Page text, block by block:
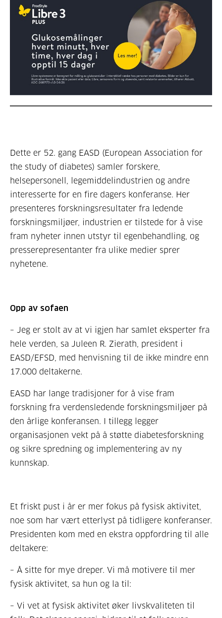
Dette er 52. gang EASD (European Association for
the study of diabetes) samler forskere,
helsepersonell, legemiddelindustrien og andre
interesserte for en fire dagers konferanse. Her
presenteres forskningsresultater fra ledende
forskningsmiljøer, industrien er tilstede for å vise
fram nyheter innen utstyr til egenbehandling, og
presserepresentanter fra ulike medier sprer
nyhetene.
Opp av sofaen
– Jeg er stolt av at vi igjen har samlet eksperter fra
hele verden, sa Juleen R. Zierath, president i
EASD/EFSD, med henvisning til de ikke mindre enn
17.000 deltakerne.
EASD har lange tradisjoner for å vise fram
forskning fra verdensledende forskningsmiljøer på
den årlige konferansen. I tillegg legger
organisasjonen vekt på å støtte diabetesforskning
og sikre spredning og implementering av ny
kunnskap.
Et friskt pust i år er mer fokus på fysisk aktivitet,
noe som har vært etterlyst på tidligere konferanser.
Presidenten kom med en ekstra oppfordring til alle
deltakere:
– Å sitte for mye dreper. Vi må motivere til mer
fysisk aktivitet, sa hun og la til:
– Vi vet at fysisk aktivitet øker livskvaliteten til